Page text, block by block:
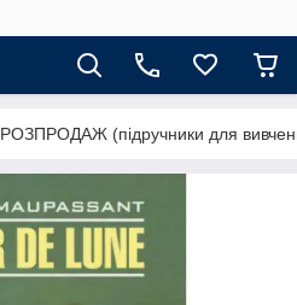
РОЗПРОДАЖ (підручники для